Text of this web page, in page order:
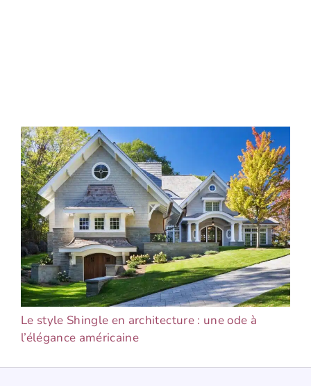
Le style Shingle en architecture : une ode à
l’élégance américaine